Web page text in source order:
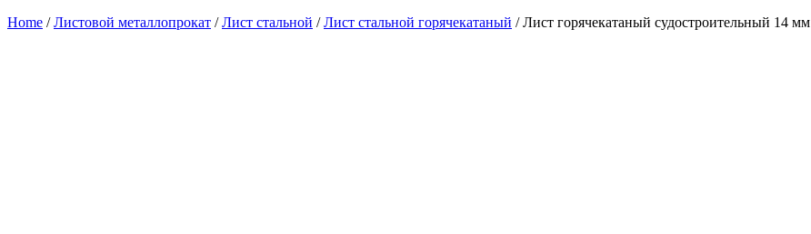
Home /Листовой металлопрокат /Лист стальной /Лист стальной горячекатаный / Лист горячекатаный судостроительный 14 мм